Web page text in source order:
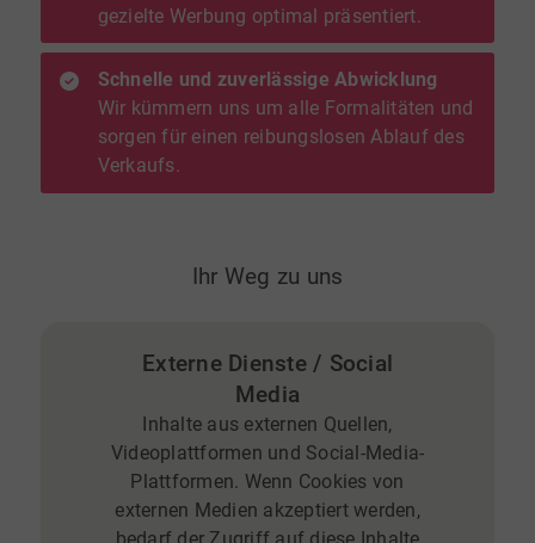
gezielte Werbung optimal präsentiert.
Schnelle und zuverlässige Abwicklung
Wir kümmern uns um alle Formalitäten und
sorgen für einen reibungslosen Ablauf des
Verkaufs.
Ihr Weg zu uns
Externe Dienste / Social
Media
Inhalte aus externen Quellen,
Videoplattformen und Social-Media-
Plattformen. Wenn Cookies von
externen Medien akzeptiert werden,